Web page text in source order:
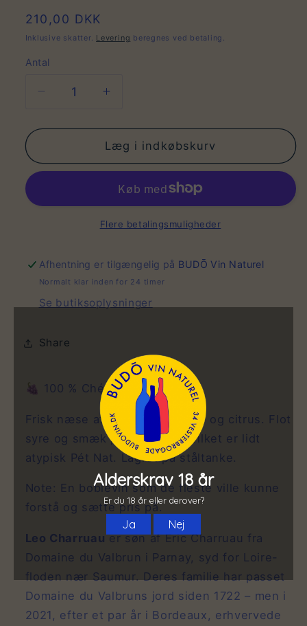
Normalpris
210,00 DKK
Inklusive skatter. Levering beregnes ved betaling.
Antal
Antal
Reducer
for
NV
Øg
for
Bullūla
NV
Læg i indkøbskurv
Flere betalingsmuligheder
Afhentning er tilgængelig på BUDŌ Vin Naturel
Normalt klar inden for 24 timer
Se butiksoplysninger
Share
🍇 100 % Chénin Blanc
Frisk næse af æbler, let kvæde og citrus. Flot
syre og smæk på boblerne hvilket er lidt
atypisk Pét Nat. Lagret på ståltanke.
Note: En boblevin som de fleste ville kunne
forstå og sætte pris på.
Leo Charruauer søn af Eric Charruau fra
Domaine du Valbrun i Parnay, syd for Loire-
floden nær Saumur. Deres familie har passet
Domaine du Valbruns jord siden 1722 – men i
2021, efter et par år i Bordeaux, erhvervede